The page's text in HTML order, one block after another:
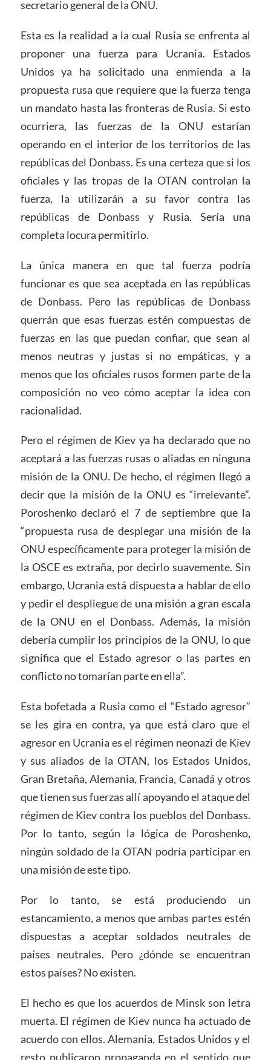
secretario general de la ONU.
Esta es la realidad a la cual Rusia se enfrenta al
proponer una fuerza para Ucrania. Estados
Unidos ya ha solicitado una enmienda a la
propuesta rusa que requiere que la fuerza tenga
un mandato hasta las fronteras de Rusia. Si esto
ocurriera, las fuerzas de la ONU estarían
operando en el interior de los territorios de las
repúblicas del Donbass. Es una certeza que si los
oficiales y las tropas de la OTAN controlan la
fuerza, la utilizarán a su favor contra las
repúblicas de Donbass y Rusia. Sería una
completa locura permitirlo.
La única manera en que tal fuerza podría
funcionar es que sea aceptada en las repúblicas
de Donbass. Pero las repúblicas de Donbass
querrán que esas fuerzas estén compuestas de
fuerzas en las que puedan confiar, que sean al
menos neutras y justas si no empáticas, y a
menos que los oficiales rusos formen parte de la
composición no veo cómo aceptar la idea con
racionalidad.
Pero el régimen de Kiev ya ha declarado que no
aceptará a las fuerzas rusas o aliadas en ninguna
misión de la ONU. De hecho, el régimen llegó a
decir que la misión de la ONU es “irrelevante”.
Poroshenko declaró el 7 de septiembre que la
“propuesta rusa de desplegar una misión de la
ONU específicamente para proteger la misión de
la OSCE es extraña, por decirlo suavemente. Sin
embargo, Ucrania está dispuesta a hablar de ello
y pedir el despliegue de una misión a gran escala
de la ONU en el Donbass. Además, la misión
debería cumplir los principios de la ONU, lo que
significa que el Estado agresor o las partes en
conflicto no tomarían parte en ella”.
Esta bofetada a Rusia como el “Estado agresor”
se les gira en contra, ya que está claro que el
agresor en Ucrania es el régimen neonazi de Kiev
y sus aliados de la OTAN, los Estados Unidos,
Gran Bretaña, Alemania, Francia, Canadá y otros
que tienen sus fuerzas allí apoyando el ataque del
régimen de Kiev contra los pueblos del Donbass.
Por lo tanto, según la lógica de Poroshenko,
ningún soldado de la OTAN podría participar en
una misión de este tipo.
Por lo tanto, se está produciendo un
estancamiento, a menos que ambas partes estén
dispuestas a aceptar soldados neutrales de
países neutrales. Pero ¿dónde se encuentran
estos países? No existen.
El hecho es que los acuerdos de Minsk son letra
muerta. El régimen de Kiev nunca ha actuado de
acuerdo con ellos. Alemania, Estados Unidos y el
resto publicaron propaganda en el sentido que